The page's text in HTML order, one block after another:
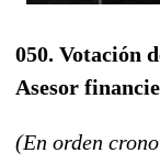
050. Votación
Asesor
(En orden